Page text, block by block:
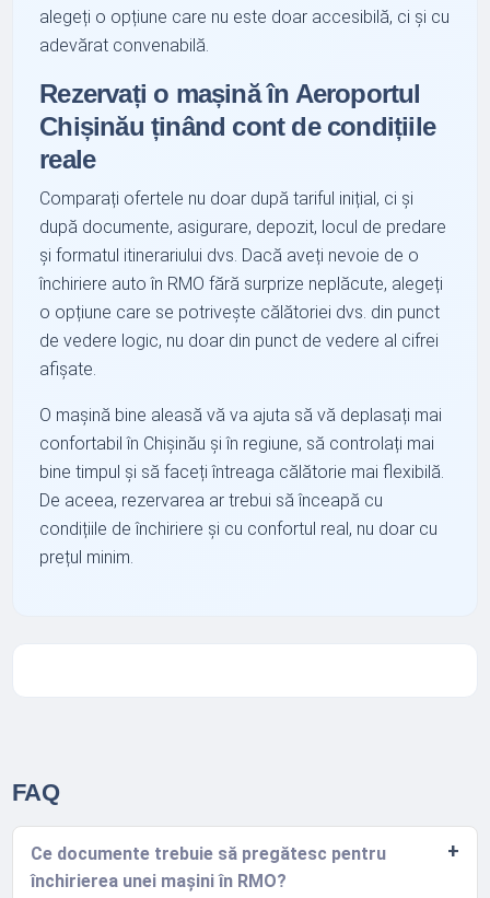
alegeți o opțiune care nu este doar accesibilă, ci și cu
adevărat convenabilă.
Rezervați o mașină în Aeroportul
Chișinău ținând cont de condițiile
reale
Comparați ofertele nu doar după tariful inițial, ci și
după documente, asigurare, depozit, locul de predare
și formatul itinerariului dvs. Dacă aveți nevoie de o
închiriere auto în RMO fără surprize neplăcute, alegeți
o opțiune care se potrivește călătoriei dvs. din punct
de vedere logic, nu doar din punct de vedere al cifrei
afișate.
O mașină bine aleasă vă va ajuta să vă deplasați mai
confortabil în Chișinău și în regiune, să controlați mai
bine timpul și să faceți întreaga călătorie mai flexibilă.
De aceea, rezervarea ar trebui să înceapă cu
condițiile de închiriere și cu confortul real, nu doar cu
prețul minim.
FAQ
Ce documente trebuie să pregătesc pentru
închirierea unei mașini în RMO?